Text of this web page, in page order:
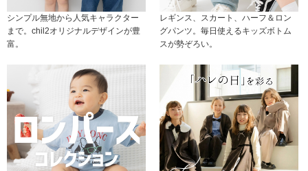
シンプル無地から人気キャラクター
まで。chil2オリジナルデザインが豊
富。
レギンス、スカート、ハーフ＆ロン
グパンツ。毎日使えるキッズボトム
スが勢ぞろい。